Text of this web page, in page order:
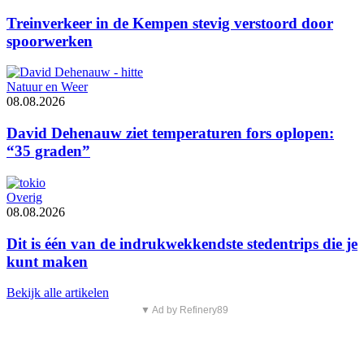
Treinverkeer in de Kempen stevig verstoord door
spoorwerken
Natuur en Weer
08.08.2026
David Dehenauw ziet temperaturen fors oplopen:
“35 graden”
Overig
08.08.2026
Dit is één van de indrukwekkendste stedentrips die je
kunt maken
Bekijk alle artikelen
▼ Ad by Refinery89